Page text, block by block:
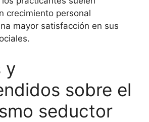
crecimiento personal
mayor satisfacción en sus
y
sobre el
seductor